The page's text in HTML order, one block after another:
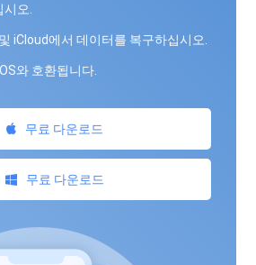
오.
iCloud에서 데이터를 복구하십시오.
와 호환됩니다.
무료 다운로드
무료 다운로드